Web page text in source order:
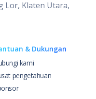
Lor, Klaten Utara,
& Dukungan
kami
pengetahuan